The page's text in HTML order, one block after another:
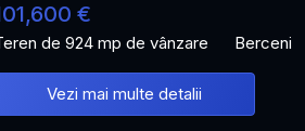
€
de 924 mp de vânzare Berceni
Vezi mai multe detalii